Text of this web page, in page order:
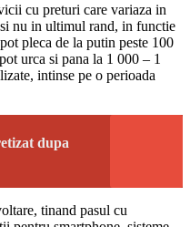
cu preturi care variaza in
nu in ultimul rand, in functie
pleca de la putin peste 100
urca si pana la 1 000 – 1
intinse pe o perioada
dupa
tinand pasul cu